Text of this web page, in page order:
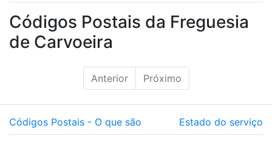
Códigos Postais da Freguesia
de Carvoeira
Anterior Próximo
Códigos Postais - O que são Estado do serviço